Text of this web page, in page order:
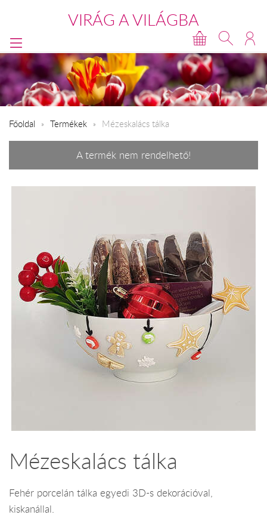
VIRÁG A VILÁGBA
Főoldal Termékek Mézeskalács tálka
A termék nem rendelhető!
Mézeskalács tálka
Fehér porcelán tálka egyedi 3D-s dekorációval,
kiskanállal.